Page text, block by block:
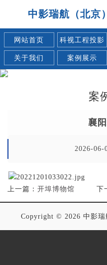
中影瑞航（北京
网站首页 科视工程投影
关于我们 案例展示
案
襄
2026-06-
上一篇： 开埠博物馆 下
Copyright © 2026 中影瑞